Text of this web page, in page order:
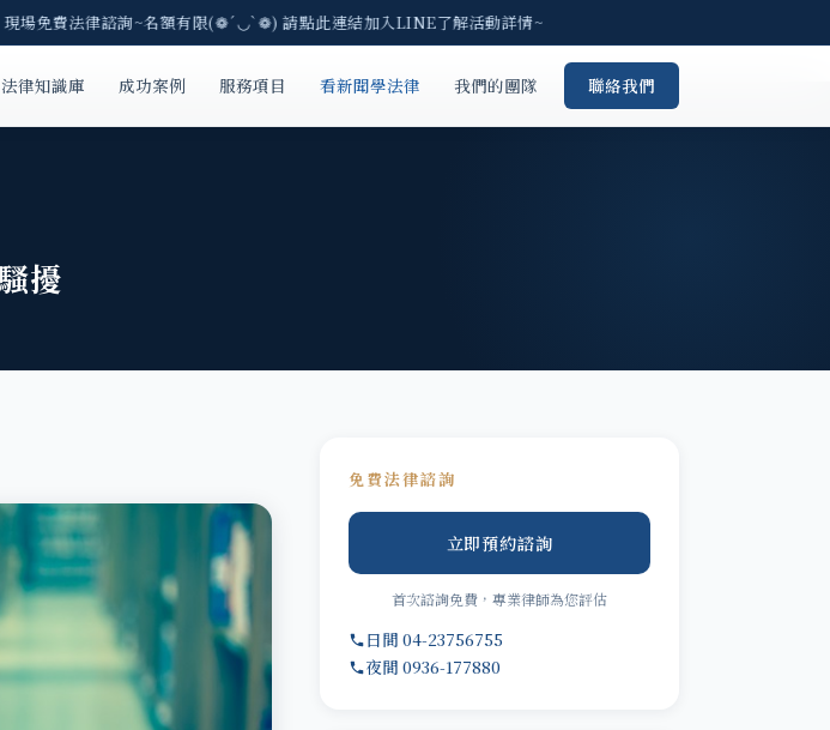
費法律諮詢~名額有限(❁´◡`❁) 請點此連結加入LINE了解活動詳情~
法律知識庫 成功案例 服務項目 看新聞學法律 我們的團隊 聯絡我們
擾
免費法律諮詢
立即預約諮詢
首次諮詢免費，專業律師為您評估
日間 04-23756755
夜間 0936-177880